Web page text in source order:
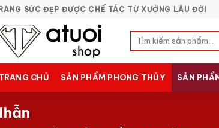
SỨC ĐẸP ĐƯỢC CHẾ TÁC TỪ XƯỞNG LÂU ĐỜI
Tìm
CHỦ SẢN PHẨM PHONG THỦY SẢN